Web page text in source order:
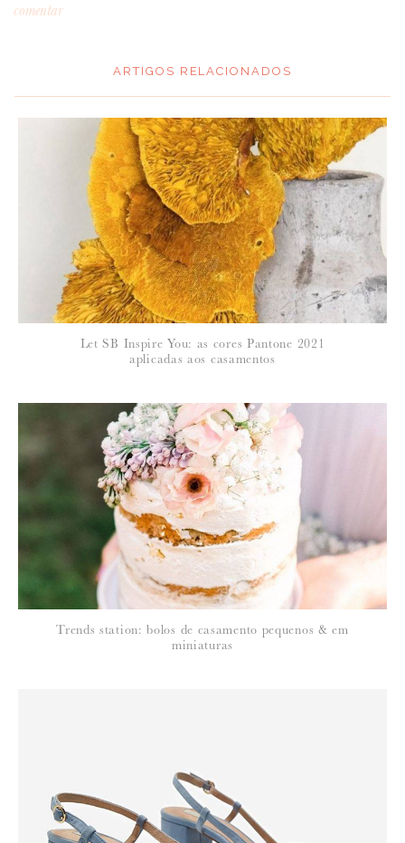
comentar
Para saber como tratamos e protegemos os seus dados, leia a nossa
política de privacidade
ARTIGOS RELACIONADOS
Let SB Inspire You: as cores Pantone 2021
aplicadas aos casamentos
Trends station: bolos de casamento pequenos & em
miniaturas